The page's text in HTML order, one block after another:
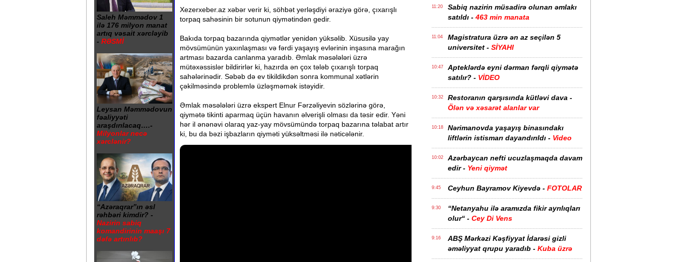
Saleh Məmmədov 1
ilə 176 milyon manat
artıq vəsait xərcləyib
- RƏSMİ
Leysan Məmmədovun
fəaliyyəti
araşdırılacaq….-
Milyonlar necə
xərclənir?
“Azəraqrar”ın əsl
rəhbəri kimdir? -
Nazirin sabiq
komandirinin maaşı 7
dəfə artırılıb?
Xezerxeber.az xəbər verir ki, söhbət yerləşdiyi əraziyə görə, çıxarışlı
torpaq sahəsinin bir sotunun qiymətindən gedir.
Bakıda torpaq bazarında qiymətlər yenidən yüksəlib. Xüsusilə yay
mövsümünün yaxınlaşması və fərdi yaşayış evlərinin inşasına marağın
artması bazarda canlanma yaradıb. Əmlak məsələləri üzrə
mütəxəssislər bildirirlər ki, hazırda ən çox tələb çıxarışlı torpaq
sahələrinədir. Səbəb də ev tikildikdən sonra kommunal xətlərin
çəkilməsində problemlə üzləşməmək istəyidir.
Əmlak məsələləri üzrə ekspert Elnur Fərzəliyevin sözlərinə görə,
qiymətə tikinti aparmaq üçün havanın əlverişli olması da təsir edir. Yəni
hər il ənənəvi olaraq yaz-yay mövsümündə torpaq bazarına təlabat artır
ki, bu da bəzi işbazların qiyməti yüksəltməsi ilə nəticələnir.
11:20
Sabiq nazirin müsadirə olunan əmlakı
satıldı - 463 min manata
11:04
Magistratura üzrə ən az seçilən 5
universitet - SİYAHI
10:47
Apteklərdə eyni dərman fərqli qiymətə
satılır? - VİDEO
10:32
Restoranın qarşısında kütləvi dava -
Ölən və xəsarət alanlar var
10:18
Nərimanovda yaşayış binasındakı
liftlərin istismarı dayandırıldı - Video
10:02
Azərbaycan nefti ucuzlaşmaqda davam
edir - Yeni qiymət
9:45 Ceyhun Bayramov Kiyevdə - FOTOLAR
9:30
“Netanyahu ilə aramızda fikir ayrılıqları
olur“ - Cey Di Vens
9:16
ABŞ Mərkəzi Kəşfiyyat İdarəsi gizli
əməliyyat qrupu yaradıb - Kuba üzrə